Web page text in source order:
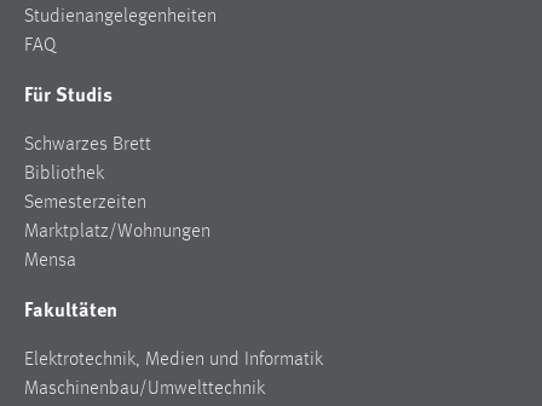
Studienangelegenheiten
FAQ
Für Studis
Schwarzes Brett
Bibliothek
Semesterzeiten
Marktplatz/Wohnungen
Mensa
Fakultäten
Elektrotechnik, Medien und Informatik
Maschinenbau/Umwelttechnik
Plattformen anzeigen zu können, werden von diesen
externen Medien Cookies gesetzt.
YouTube
EXTERNE KARTENANBIETER